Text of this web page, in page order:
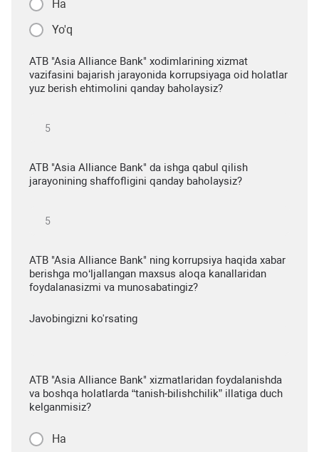
Ha
Yo'q
ATB "Asia Alliance Bank" xodimlarining xizmat
vazifasini bajarish jarayonida korrupsiyaga oid holatlar
yuz berish ehtimolini qanday baholaysiz?
ATB "Asia Alliance Bank" da ishga qabul qilish
jarayonining shaffofligini qanday baholaysiz?
ATB "Asia Alliance Bank" ning korrupsiya haqida xabar
berishga mo‘ljallangan maxsus aloqa kanallaridan
foydalanasizmi va munosabatingiz?
Javobingizni ko'rsating
ATB "Asia Alliance Bank" xizmatlaridan foydalanishda
va boshqa holatlarda “tanish-bilishchilik” illatiga duch
kelganmisiz?
Ha